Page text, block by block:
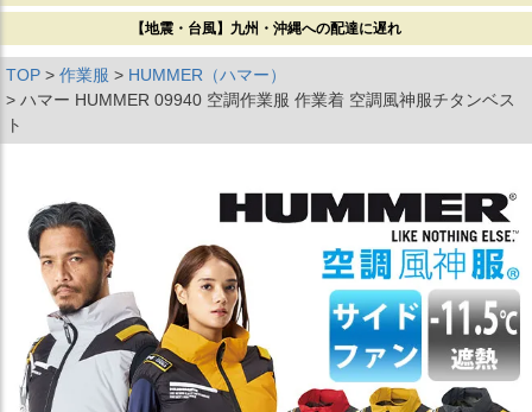
【地震・台風】九州・沖縄への配達に遅れ
TOP 作業服
HUMMER（ハマー）
ハマー HUMMER 09940 空調作業服 作業着 空調風神服チタンベス
ト